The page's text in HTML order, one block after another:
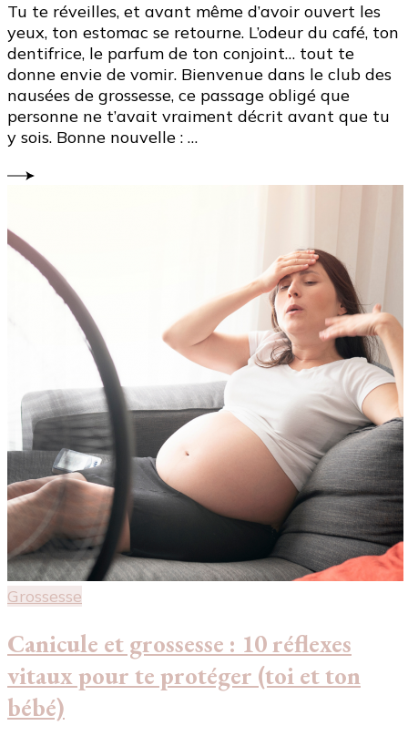
Tu te réveilles, et avant même d’avoir ouvert les
yeux, ton estomac se retourne. L’odeur du café, ton
dentifrice, le parfum de ton conjoint… tout te
donne envie de vomir. Bienvenue dans le club des
nausées de grossesse, ce passage obligé que
personne ne t’avait vraiment décrit avant que tu
y sois. Bonne nouvelle : …
Grossesse
Canicule et grossesse : 10 réflexes
vitaux pour te protéger (toi et ton
bébé)